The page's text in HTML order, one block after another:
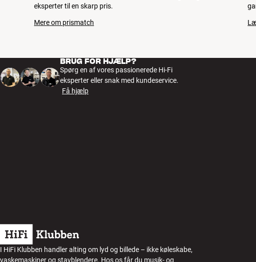
eksperter til en skarp pris.
Mere om prismatch
BRUG FOR HJÆLP?
Spørg en af vores passionerede Hi-Fi
eksperter eller snak med kundeservice.
Få hjælp
I HiFi Klubben handler alting om lyd og billede – ikke køleskabe,
vaskemaskiner og stavblendere. Hos os får du musik- og